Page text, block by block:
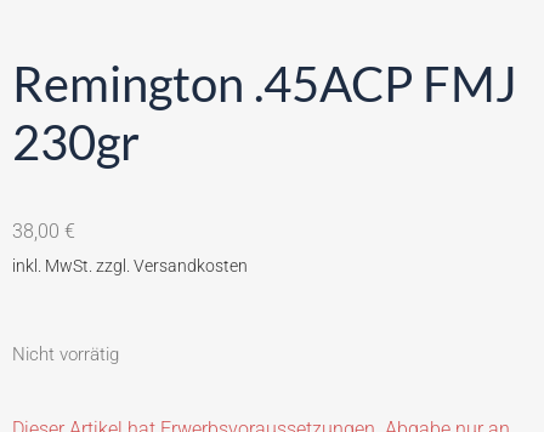
Remington .45ACP FMJ
230gr
38,00 €
Nicht vorrätig